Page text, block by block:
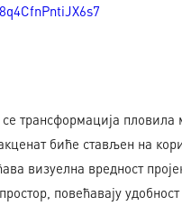
трансформација
биће стављен на
визуелна вредност
повећавају